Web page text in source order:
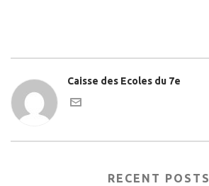
Caisse des Ecoles du 7e
RECENT POSTS